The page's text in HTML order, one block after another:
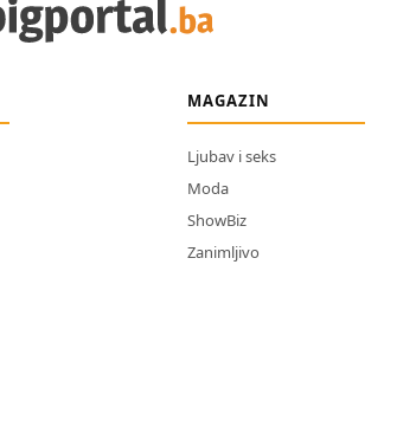
MAGAZIN
Ljubav i seks
Moda
ShowBiz
Zanimljivo